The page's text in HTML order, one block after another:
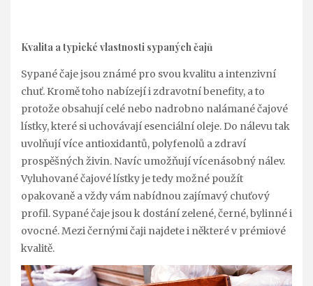
Kvalita a typické vlastnosti sypaných čajů
Sypané čaje jsou známé pro svou kvalitu a intenzivní
chuť. Kromě toho nabízejí i zdravotní benefity, a to
protože obsahují celé nebo nadrobno nalámané čajové
lístky, které si uchovávají esenciální oleje. Do nálevu tak
uvolňují více antioxidantů, polyfenolů a zdraví
prospěšných živin. Navíc umožňují vícenásobný nálev.
Vyluhované čajové lístky je tedy možné použít
opakovaně a vždy vám nabídnou zajímavý chuťový
profil. Sypané čaje jsou k dostání zelené, černé, bylinné i
ovocné. Mezi černými čaji najdete i některé v prémiové
kvalitě.